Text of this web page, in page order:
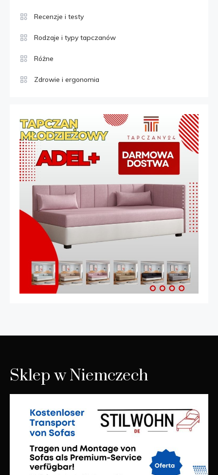
Recenzje i testy
Rodzaje i typy tapczanów
Różne
Zdrowie i ergonomia
Sklep w Niemczech